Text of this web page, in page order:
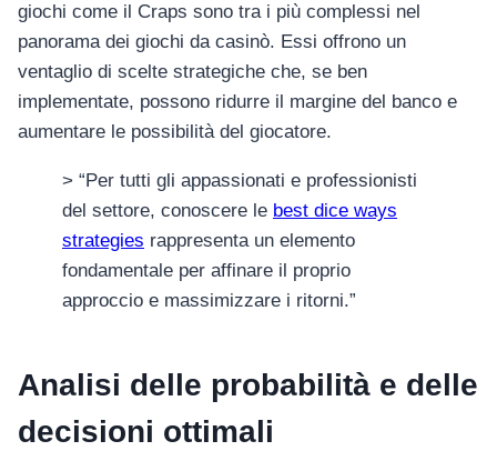
giochi come il Craps sono tra i più complessi nel
panorama dei giochi da casinò. Essi offrono un
ventaglio di scelte strategiche che, se ben
implementate, possono ridurre il margine del banco e
aumentare le possibilità del giocatore.
> “Per tutti gli appassionati e professionisti
del settore, conoscere le best dice ways
strategies rappresenta un elemento
fondamentale per affinare il proprio
approccio e massimizzare i ritorni.”
Analisi delle probabilità e delle
decisioni ottimali